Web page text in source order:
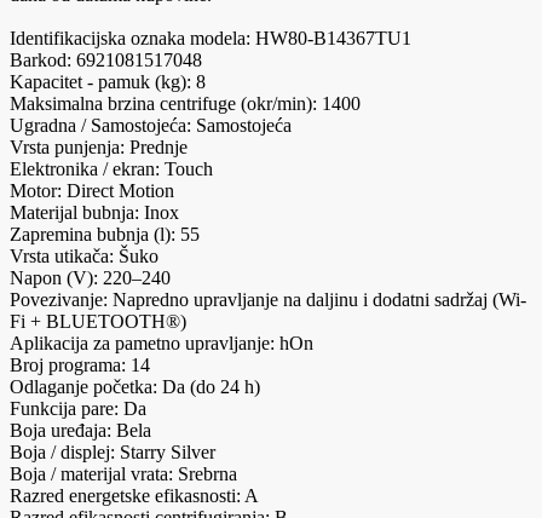
Identifikacijska oznaka modela: HW80-B14367TU1
Barkod: 6921081517048
Kapacitet - pamuk (kg): 8
Maksimalna brzina centrifuge (okr/min): 1400
Ugradna / Samostojeća: Samostojeća
Vrsta punjenja: Prednje
Elektronika / ekran: Touch
Motor: Direct Motion
Materijal bubnja: Inox
Zapremina bubnja (l): 55
Vrsta utikača: Šuko
Napon (V): 220–240
Povezivanje: Napredno upravljanje na daljinu i dodatni sadržaj (Wi-
Fi + BLUETOOTH®)
Aplikacija za pametno upravljanje: hOn
Broj programa: 14
Odlaganje početka: Da (do 24 h)
Funkcija pare: Da
Boja uređaja: Bela
Boja / displej: Starry Silver
Boja / materijal vrata: Srebrna
Razred energetske efikasnosti: A